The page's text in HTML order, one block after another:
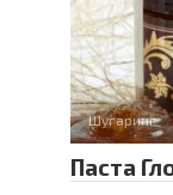
Шугаринг
Паста